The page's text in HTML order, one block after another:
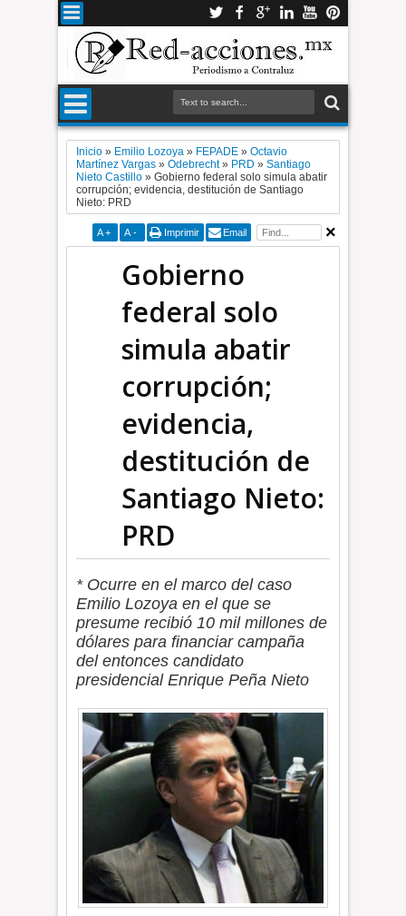
Inicio » Emilio Lozoya » FEPADE »Octavio
Martínez Vargas »Odebrecht» PRD »Santiago
Nieto Castillo »Gobierno federal solo simula abatir
corrupción; evidencia, destitución de Santiago
Nieto: PRD
A + A - Imprimir Email
Gobierno
federal solo
simula abatir
corrupción;
evidencia,
destitución de
Santiago Nieto:
PRD
* Ocurre en el marco del caso
Emilio Lozoya en el que se
presume recibió 10 mil millones de
dólares para financiar campaña
del entonces candidato
presidencial Enrique Peña Nieto